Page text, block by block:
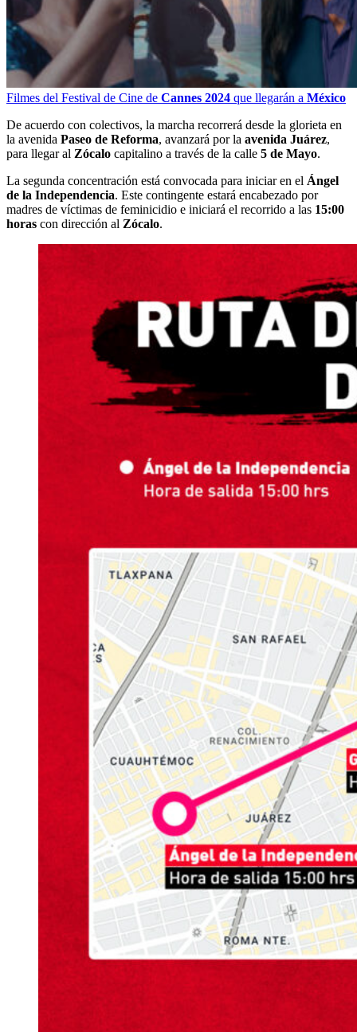
Filmes del Festival de Cine de Cannes 2024 que llegarán a México
De acuerdo con colectivos, la marcha recorrerá desde la glorieta en
la avenida Paseo de Reforma, avanzará por la avenida Juárez,
para llegar al Zócalo capitalino a través de la calle 5 de Mayo.
La segunda concentración está convocada para iniciar en el Ángel
de la Independencia. Este contingente estará encabezado por
madres de víctimas de feminicidio e iniciará el recorrido a las 15:00
horas con dirección al Zócalo.